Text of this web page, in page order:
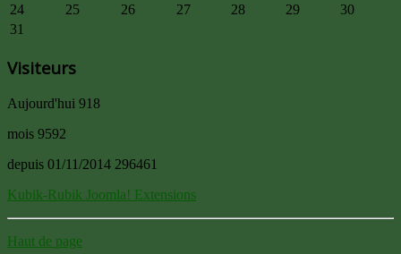
24
25 26 27 28 29
30
31
Visiteurs
Aujourd'hui 918
mois 9592
depuis 01/11/2014 296461
Kubik-Rubik Joomla! Extensions
Haut de page